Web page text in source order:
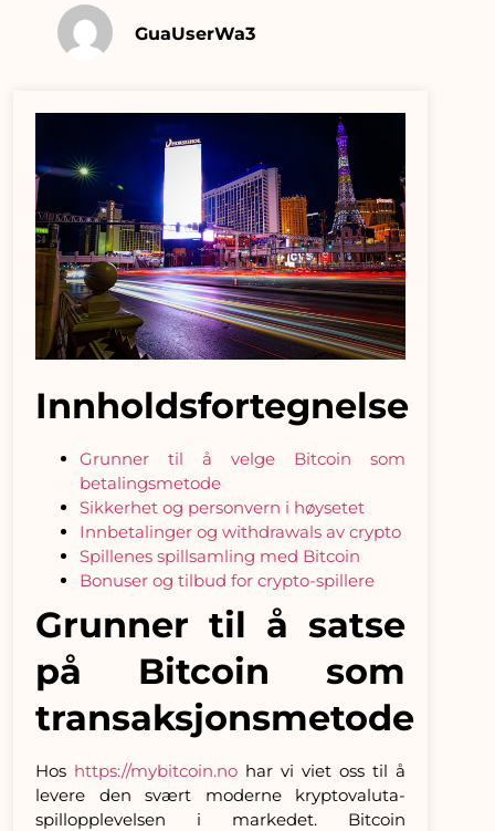
GuaUserWa3
Innholdsfortegnelse
Grunner til å velge Bitcoin som
betalingsmetode
Sikkerhet og personvern i høysetet
Innbetalinger og withdrawals av crypto
Spillenes spillsamling med Bitcoin
Bonuser og tilbud for crypto-spillere
Grunner til å satse
på Bitcoin som
transaksjonsmetode
Hos https://mybitcoin.no har vi viet oss til å
levere den svært moderne kryptovaluta-
spillopplevelsen i markedet. Bitcoin